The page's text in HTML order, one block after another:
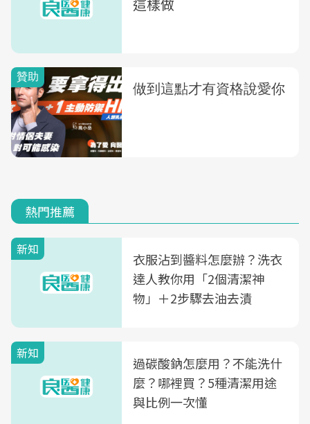
熱門推薦
新知
衣服沾到醬料怎麼辦？洗衣
達人教你用「2個清潔神
物」＋2步驟去油去漬
新知
過碳酸鈉怎麼用？不能洗什
麼？哪裡買？5種清潔用途
與比例一次懂